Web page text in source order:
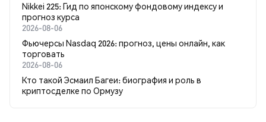
Nikkei 225: Гид по японскому фондовому индексу и
прогноз курса
2026-08-06
Фьючерсы Nasdaq 2026: прогноз, цены онлайн, как
торговать
2026-08-06
Кто такой Эсмаил Багеи: биография и роль в
криптосделке по Ормузу